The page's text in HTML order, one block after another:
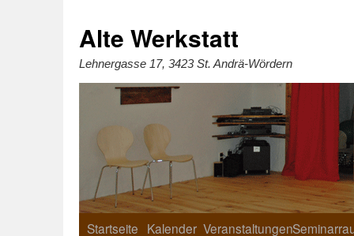
Alte Werkstatt
Lehnergasse 17, 3423 St. Andrä-Wördern
Startseite Kalender Veranstaltungen